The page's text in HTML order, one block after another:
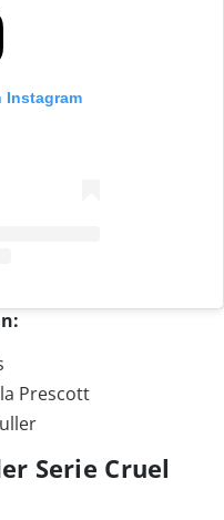
Instagram
Prescott
Serie Cruel